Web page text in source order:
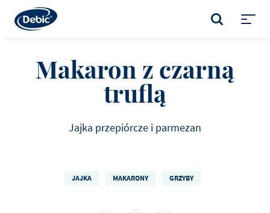
main
SZUKAJ
Makaron z czarną
truflą
Jajka przepiórcze i parmezan
JAJKA MAKARONY GRZYBY